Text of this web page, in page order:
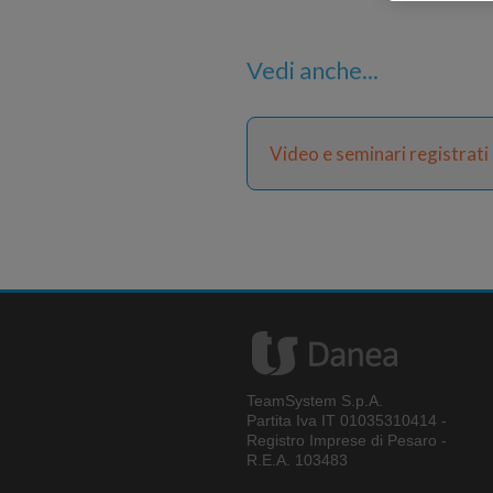
Vedi anche...
Video e seminari registrati
TeamSystem S.p.A.
Partita Iva IT 01035310414 -
Registro Imprese di Pesaro -
R.E.A. 103483